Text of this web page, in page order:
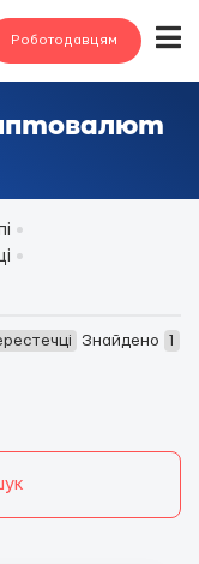
Роботодавцям
Знайдено
1